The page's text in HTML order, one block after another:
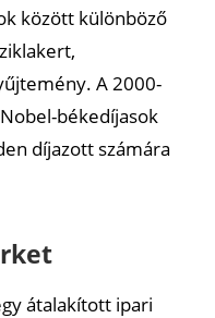
között különböző
A 2000-
békedíjasok
díjazott számára
átalakított ipari